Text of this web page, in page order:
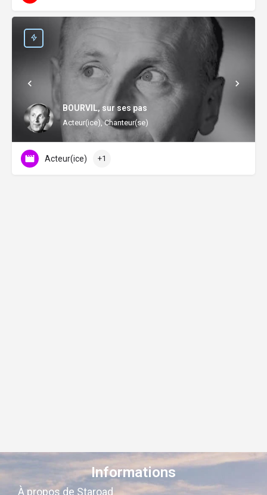
BOURVIL, sur ses pas
Acteur(ice), Chanteur(se)
Acteur(ice) +1
Informations
À propos de Staroad